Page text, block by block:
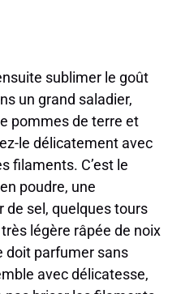
sublimer le goût
un grand saladier,
pommes de terre et
le délicatement avec
filaments. C’est le
poudre, une
de sel, quelques tours
légère râpée de noix
doit parfumer sans
avec délicatesse,